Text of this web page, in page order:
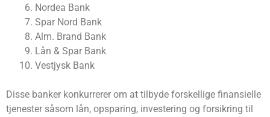
Nordea Bank
Spar Nord Bank
Alm. Brand Bank
Lån & Spar Bank
Vestjysk Bank
Disse banker konkurrerer om at tilbyde forskellige finansielle
tjenester såsom lån, opsparing, investering og forsikring til